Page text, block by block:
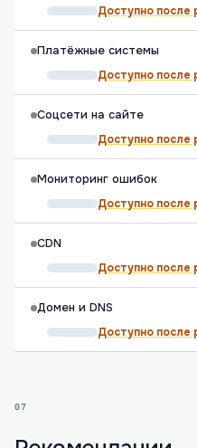
Доступно после
Платёжные системы
Доступно после
Соцсети на сайте
Доступно после
Мониторинг ошибок
Доступно после
CDN
Доступно после
Домен и DNS
Доступно после
07